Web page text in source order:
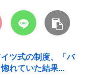
ツ式の制度、「バ
れていた結果...